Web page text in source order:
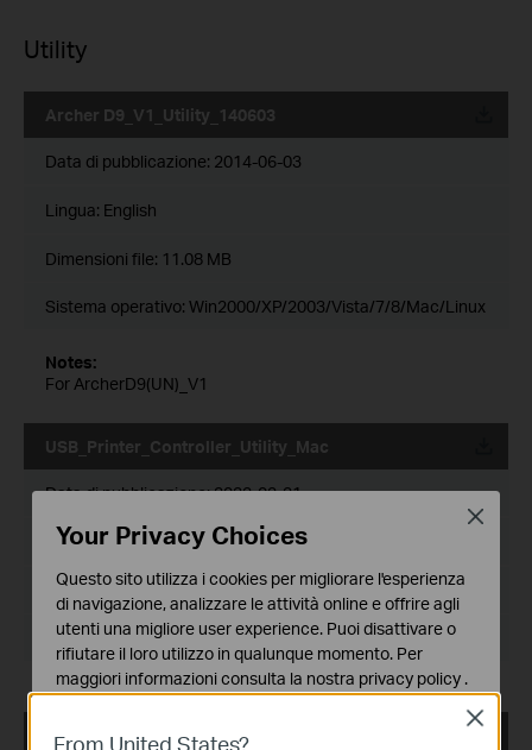
Utility
Archer D9_V1_Utility_140603
Data di pubblicazione: 2014-06-03
Lingua: English
Dimensioni file: 11.08 MB
Sistema operativo: Win2000/XP/2003/Vista/7/8/Mac/Linux
Notes:
For ArcherD9(UN)_V1
USB_Printer_Controller_Utility_Mac
Data di pubblicazione:2022-02-21
Lingua:English
Dimensioni file:1.75 MB
Sistema operativo: Mac OS 10.15/11.x/12.x
USB_Printer_Controller_Utility_Mac
From United States?
Close
Your Privacy Choices
Questo sito utilizza i cookies per migliorare l'esperienza
di navigazione, analizzare le attività online e offrire agli
utenti una migliore user experience. Puoi disattivare o
rifiutare il loro utilizzo in qualunque momento. Per
maggiori informazioni consulta la nostra privacy policy .
Questi cookies sono necessari per il corretto
Close